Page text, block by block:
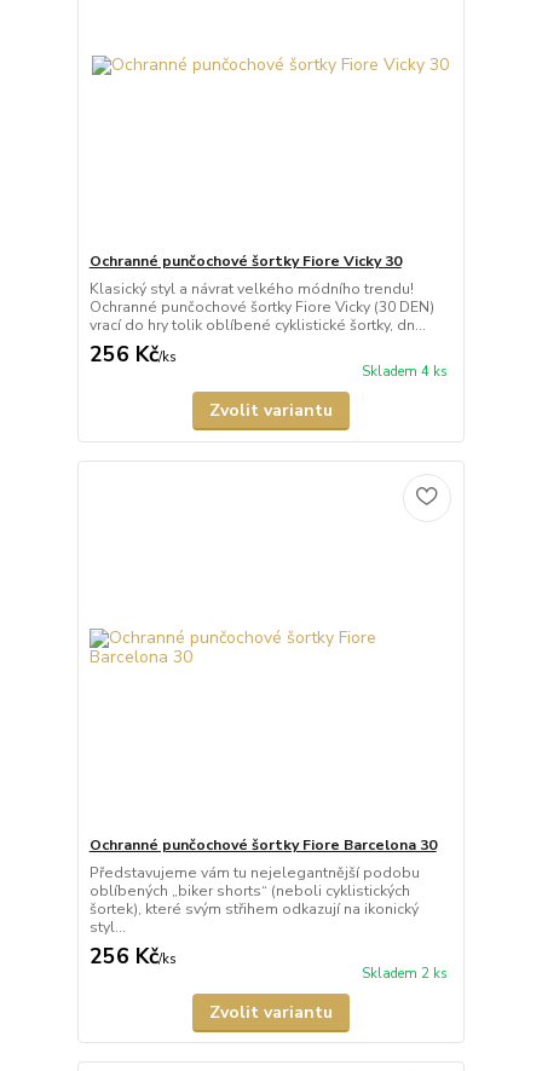
Ochranné punčochové šortky Fiore Vicky 30
Klasický styl a návrat velkého módního trendu!
Ochranné punčochové šortky Fiore Vicky (30 DEN)
vrací do hry tolik oblíbené cyklistické šortky, dn...
256 Kč/ks
Skladem 4 ks
Zvolit variantu
Ochranné punčochové šortky Fiore Barcelona 30
Představujeme vám tu nejelegantnější podobu
oblíbených „biker shorts“ (neboli cyklistických
šortek), které svým střihem odkazují na ikonický
styl...
256 Kč/ks
Skladem 2 ks
Zvolit variantu